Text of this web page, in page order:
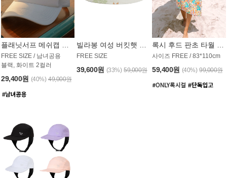
FREE SIZE / 남녀공용
블랙, 화이트 2컬러
29,400원 (40%) 49,000원
FREE SIZE
39,600원 (33%) 59,000원
사이즈 FREE / 83*110cm
59,400원 (40%) 99,000원